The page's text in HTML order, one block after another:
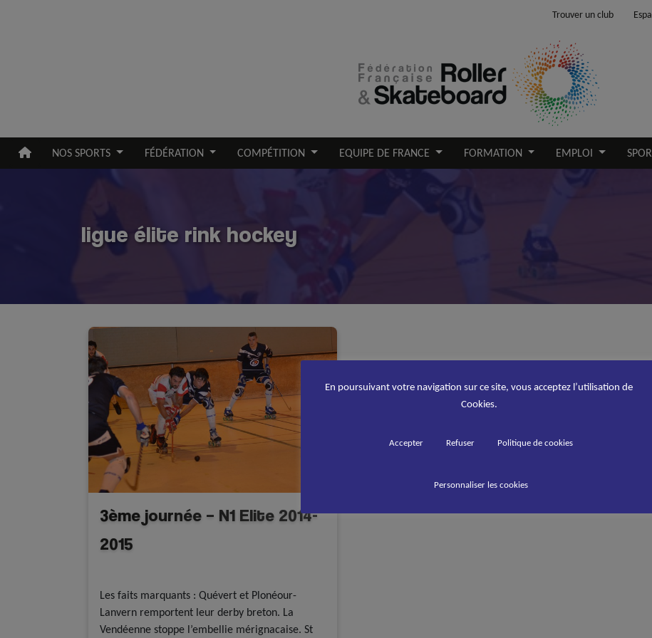
Trouver un club
NOS SPORTS FÉDÉRATION COMPÉTITION EQUIPE DE FRANCE FORMATION EMPLOI
ligue élite rink hockey
3ème journée – N1 Elite 2014-
2015
Les faits marquants : Quévert et Plonéour-
Lanvern remportent leur derby breton. La
Vendéenne stoppe l’embellie mérignacaise. St
En poursuivant votre navigation sur ce site, vous acceptez l’utilisation de
Cookies.
Accepter Refuser Politique de cookies
Personnaliser les cookies